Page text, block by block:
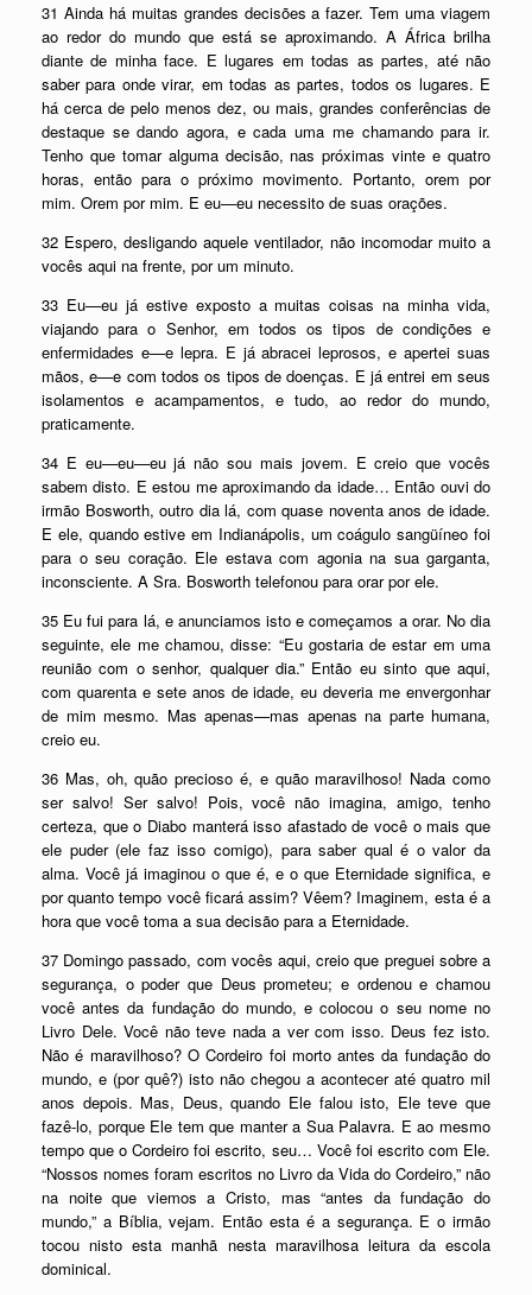
31 Ainda há muitas grandes decisões a fazer. Tem uma viagem
ao redor do mundo que está se aproximando. A África brilha
diante de minha face. E lugares em todas as partes, até não
saber para onde virar, em todas as partes, todos os lugares. E
há cerca de pelo menos dez, ou mais, grandes conferências de
destaque se dando agora, e cada uma me chamando para ir.
Tenho que tomar alguma decisão, nas próximas vinte e quatro
horas, então para o próximo movimento. Portanto, orem por
mim. Orem por mim. E eu—eu necessito de suas orações.
32 Espero, desligando aquele ventilador, não incomodar muito a
vocês aqui na frente, por um minuto.
33 Eu—eu já estive exposto a muitas coisas na minha vida,
viajando para o Senhor, em todos os tipos de condições e
enfermidades e—e lepra. E já abracei leprosos, e apertei suas
mãos, e—e com todos os tipos de doenças. E já entrei em seus
isolamentos e acampamentos, e tudo, ao redor do mundo,
praticamente.
34 E eu—eu—eu já não sou mais jovem. E creio que vocês
sabem disto. E estou me aproximando da idade… Então ouvi do
irmão Bosworth, outro dia lá, com quase noventa anos de idade.
E ele, quando estive em Indianápolis, um coágulo sangüíneo foi
para o seu coração. Ele estava com agonia na sua garganta,
inconsciente. A Sra. Bosworth telefonou para orar por ele.
35 Eu fui para lá, e anunciamos isto e começamos a orar. No dia
seguinte, ele me chamou, disse: “Eu gostaria de estar em uma
reunião com o senhor, qualquer dia.” Então eu sinto que aqui,
com quarenta e sete anos de idade, eu deveria me envergonhar
de mim mesmo. Mas apenas—mas apenas na parte humana,
creio eu.
36 Mas, oh, quão precioso é, e quão maravilhoso! Nada como
ser salvo! Ser salvo! Pois, você não imagina, amigo, tenho
certeza, que o Diabo manterá isso afastado de você o mais que
ele puder (ele faz isso comigo), para saber qual é o valor da
alma. Você já imaginou o que é, e o que Eternidade significa, e
por quanto tempo você ficará assim? Vêem? Imaginem, esta é a
hora que você toma a sua decisão para a Eternidade.
37 Domingo passado, com vocês aqui, creio que preguei sobre a
segurança, o poder que Deus prometeu; e ordenou e chamou
você antes da fundação do mundo, e colocou o seu nome no
Livro Dele. Você não teve nada a ver com isso. Deus fez isto.
Não é maravilhoso? O Cordeiro foi morto antes da fundação do
mundo, e (por quê?) isto não chegou a acontecer até quatro mil
anos depois. Mas, Deus, quando Ele falou isto, Ele teve que
fazê-lo, porque Ele tem que manter a Sua Palavra. E ao mesmo
tempo que o Cordeiro foi escrito, seu… Você foi escrito com Ele.
“Nossos nomes foram escritos no Livro da Vida do Cordeiro,” não
na noite que viemos a Cristo, mas “antes da fundação do
mundo,” a Bíblia, vejam. Então esta é a segurança. E o irmão
tocou nisto esta manhã nesta maravilhosa leitura da escola
dominical.